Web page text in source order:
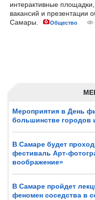
Мероприятия в День
большинстве городов
В Самаре будет
фестиваль Арт-
воображение»
В Самаре пройдет
феномен соседства в
интерактивные
вакансий и презентации
Самары.
Общество